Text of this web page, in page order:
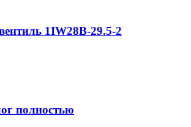
1IW28B-29.5-2
полностью